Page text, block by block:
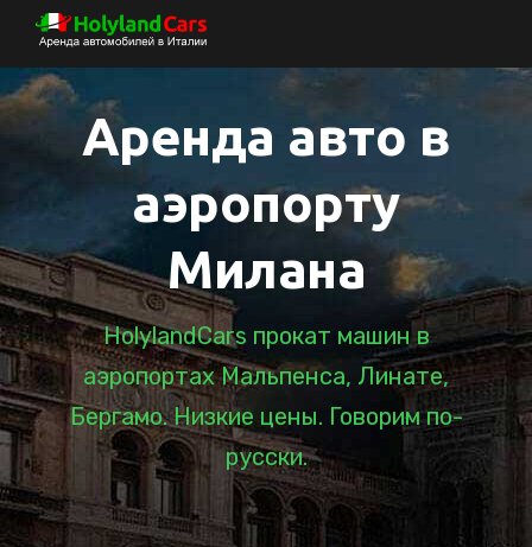
Аренда авто в
аэропорту
Милана
HolylandCars прокат машин в
аэропортах Мальпенса, Линате,
Бергамо. Низкие цены. Говорим по-
русски.
Категория "Mini"